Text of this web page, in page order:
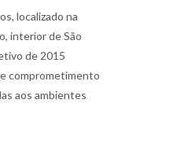
localizado na
interior de São
de 2015
comprometimento
aos ambientes